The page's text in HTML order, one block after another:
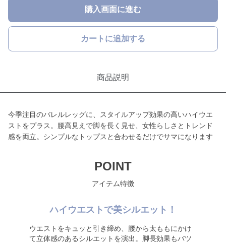
購入画面に進む
カートに追加する
商品説明
今季注目のバレルレッグに、スタイルアップ効果の高いハイウエ
ストをプラス。腰高見えで脚を長く見せ、女性らしさとトレンド
感を両立。シンプルなトップスと合わせるだけでサマになります
POINT
アイテム特徴
ハイウエストで美シルエット！
ウエストをキュッと引き締め、腰から太ももにかけ
て立体感のあるシルエットを演出。脚長効果もバツ